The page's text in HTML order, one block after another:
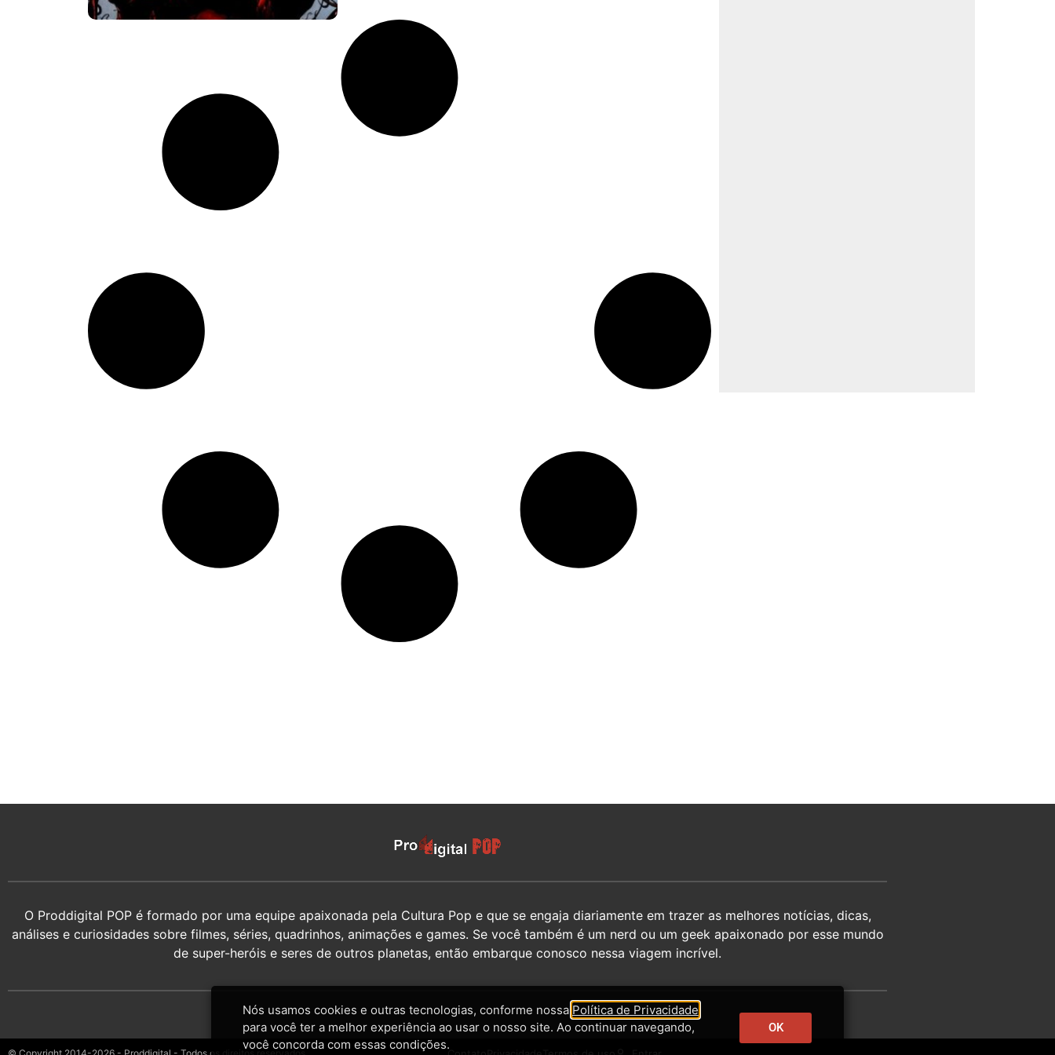
O Proddigital POP é formado por uma equipe apaixonada pela Cultura Pop e que se engaja diariamente em trazer as melhores notícias, dicas,
análises e curiosidades sobre filmes, séries, quadrinhos, animações e games. Se você também é um nerd ou um geek apaixonado por esse mundo
de super-heróis e seres de outros planetas, então embarque conosco nessa viagem incrível.
Nós usamos cookies e outras tecnologias, conforme nossa Política de Privacidade
para você ter a melhor experiência ao usar o nosso site. Ao continuar navegando,
você concorda com essas condições.
OK